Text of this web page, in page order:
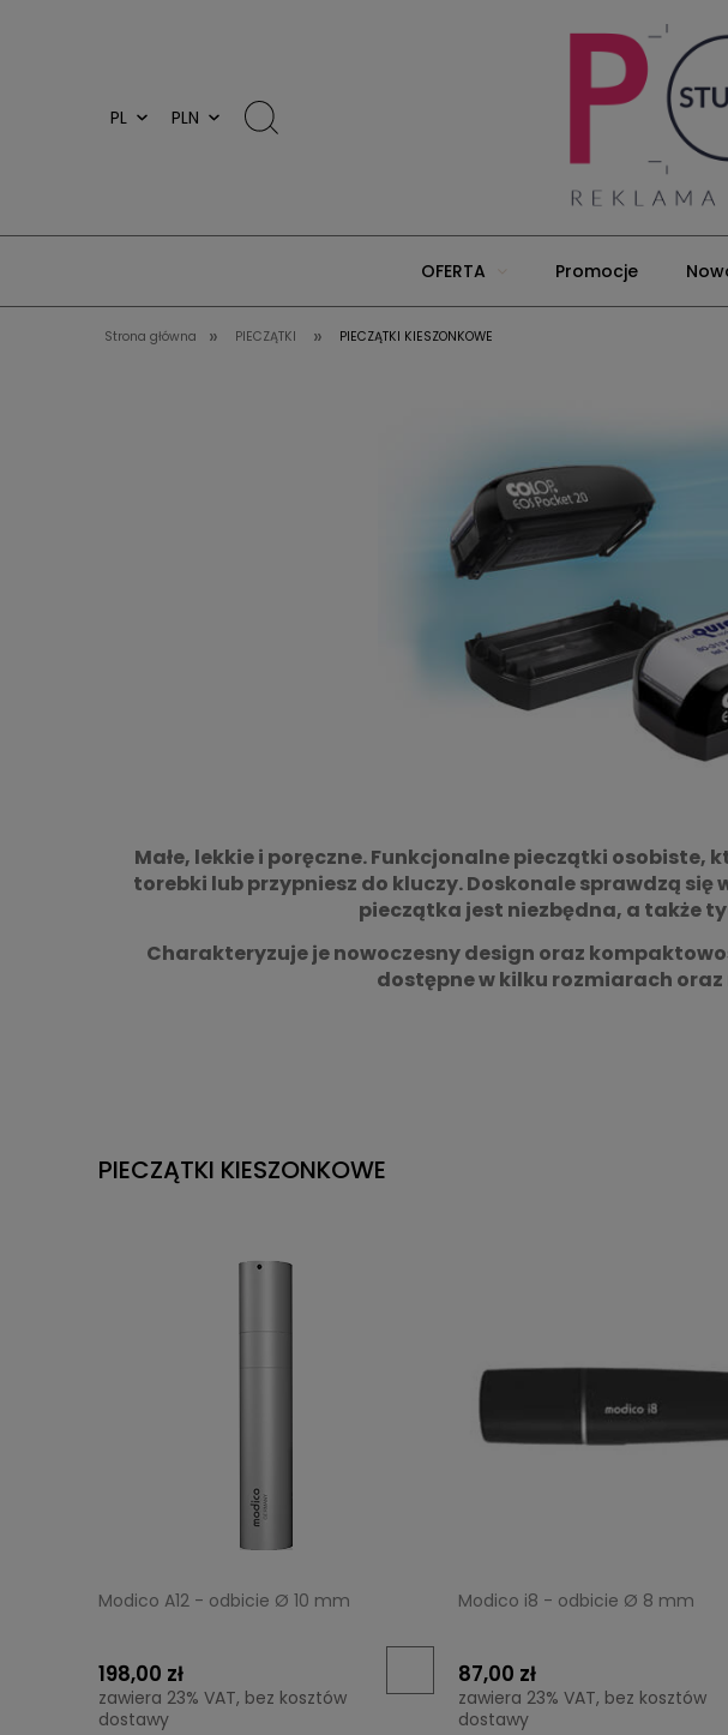
OFERTA Promocje
Strona główna » PIECZĄTKI » PIECZĄTKI KIESZONKOWE
Małe, lekkie i poręczne. Funkcjonalne pieczątki osobiste,
torebki lub przypniesz do kluczy. Doskonale sprawdzą
pieczątka jest niezbędna, a także
Charakteryzuje je nowoczesny design oraz
dostępne w kilku rozmiarach
PIECZĄTKI KIESZONKOWE
Modico A12 - odbicie Ø 10 mm
198,00 zł
zawiera 23% VAT, bez kosztów
dostawy
Modico i8 - odbicie Ø 8 mm
87,00 zł
zawiera 23% VAT, bez kosztów
dostawy